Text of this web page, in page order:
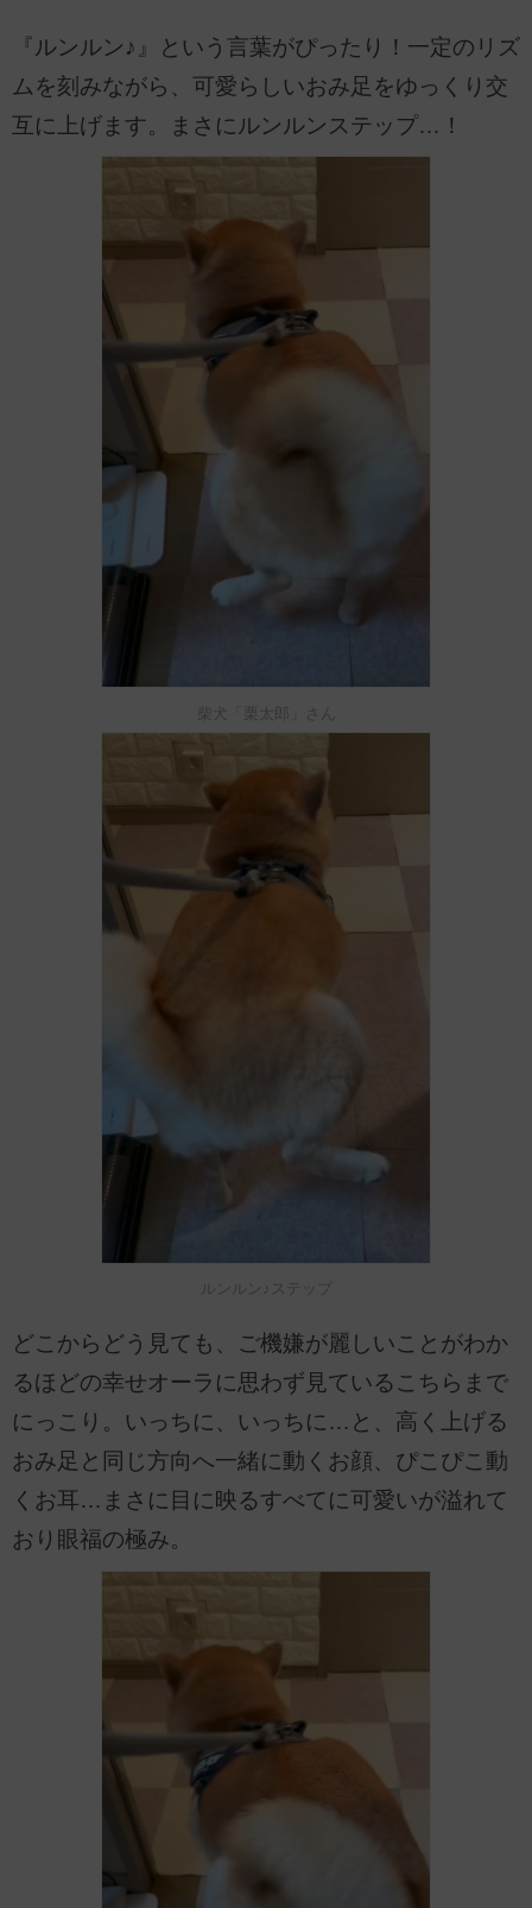
『ルンルン♪』という言葉がぴったり！一定のリズ
ムを刻みながら、可愛らしいおみ足をゆっくり交
互に上げます。まさにルンルンステップ…！
柴犬「栗太郎」さん
ルンルン♪ステップ
どこからどう見ても、ご機嫌が麗しいことがわか
るほどの幸せオーラに思わず見ているこちらまで
にっこり。いっちに、いっちに…と、高く上げる
おみ足と同じ方向へ一緒に動くお顔、ぴこぴこ動
くお耳…まさに目に映るすべてに可愛いが溢れて
おり眼福の極み。